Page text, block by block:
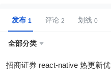
发布 评论 划线
全部分类 
招商证券 react-native 热更新